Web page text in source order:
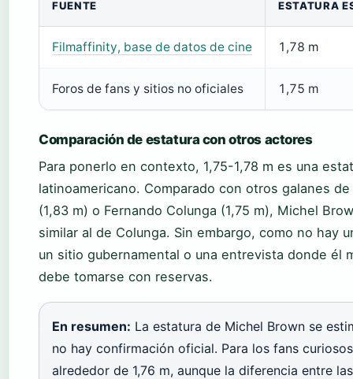
FUENTE ESTATURA
Filmaffinity, base de datos de cine 1,78 m
Foros de fans y sitios no oficiales 1,75 m
Comparación de estatura con otros actores
Para ponerlo en contexto, 1,75-1,78 m es una
latinoamericano. Comparado con otros galanes
(1,83 m) o Fernando Colunga (1,75 m), Michel
similar al de Colunga. Sin embargo, como no hay
un sitio gubernamental o una entrevista donde él
debe tomarse con reservas.
En resumen: La estatura de Michel Brown se
no hay confirmación oficial. Para los fans
alrededor de 1,76 m, aunque la diferencia entre